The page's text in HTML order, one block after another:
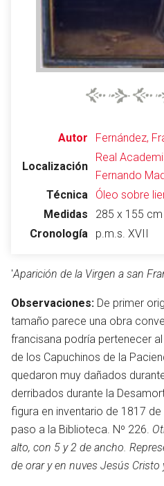
Autor Fernández,
Localización
Real
Fernando
Técnica
Óleo sobre
Medidas
285 x 155 cm
Cronología
p.m.s. XVII
'Aparición de la Virgen a san
Observaciones: De primer
tamaño parece una obra
francisana podría pertenecer
de los Capuchinos de la
quedaron muy dañados
derribados durante la
figura en inventario de 1817
paso a la Biblioteca. Nº 226.
alto, con 5 y 2 de ancho.
de orar y en nuves Jesús Cristo